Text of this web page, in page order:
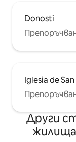
Donosti
Iglesia de
Други
жилища